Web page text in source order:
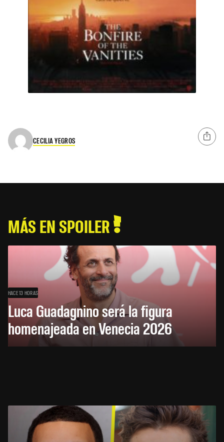
CECILIA YEGROS
MÁS EN SPOILER
HACE 13 HORAS
Luca Guadagnino será la figura
homenajeada en Venecia 2026